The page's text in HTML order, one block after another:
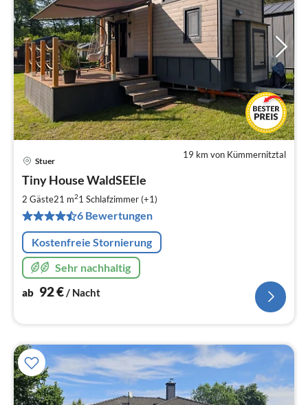
19 km von Kümmernitztal
Stuer
Tiny House WaldSEEle
2 Gäste21 m21 Schlafzimmer (+1)
6 Bewertungen
Kostenfreie Stornierung
Sehr nachhaltig
ab 92€/ Nacht